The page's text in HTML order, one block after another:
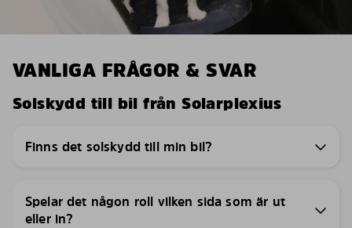
VANLIGA FRÅGOR & SVAR
Solskydd till bil från Solarplexius
Finns det solskydd till min bil?
Spelar det någon roll vilken sida som är ut
eller in?